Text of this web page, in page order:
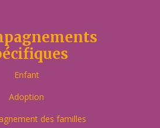
Enfant
Adoption
des familles